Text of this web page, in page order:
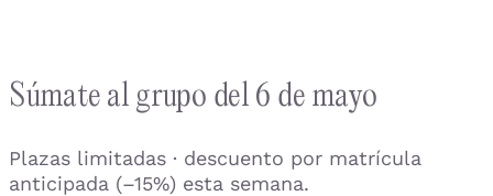
Súmate al grupo del 6 de mayo
Plazas limitadas · descuento por matrícula
anticipada (–15%) esta semana.